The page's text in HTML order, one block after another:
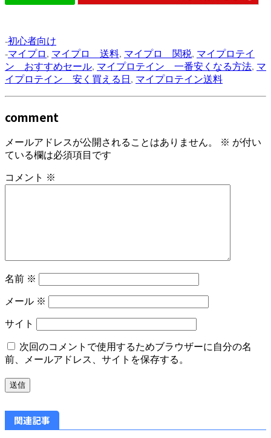
-初心者向け
-マイプロ , マイプロ 送料, マイプロ 関税, マイプロテイ
ン おすすめセール, マイプロテイン 一番安くなる方法, マ
イプロテイン 安く買える日 , マイプロテイン送料
comment
メールアドレスが公開されることはありません。 ※ が付い
ている欄は必須項目です
コメント ※
名前 ※
メール ※
サイト
次回のコメントで使用するためブラウザーに自分の名
前、メールアドレス、サイトを保存する。
関連記事